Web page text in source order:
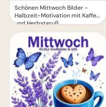
Schönen Mittwoch Bilder -
Halbzeit-Motivation mit Kaffee
und Herbstgruß